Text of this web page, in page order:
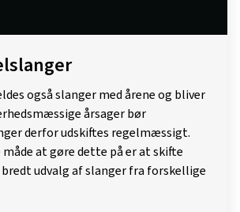
også slanger med årene og bliver
årsager bør
derfor udskiftes regelmæssigt.
at gøre dette på er at skifte
udvalg af slanger fra forskellige